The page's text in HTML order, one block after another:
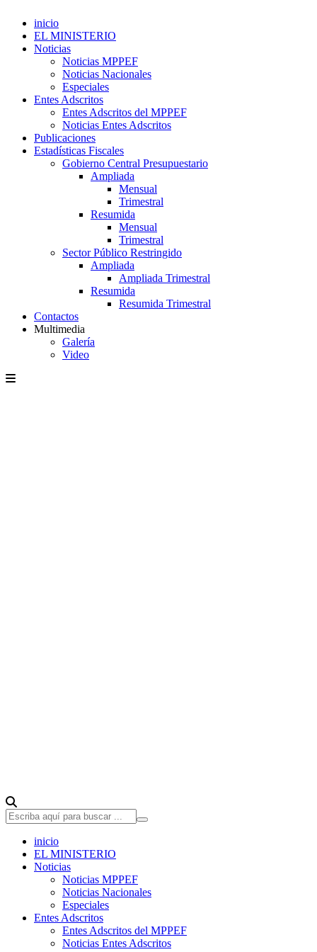
inicio
EL MINISTERIO
Noticias
Noticias MPPEF
Noticias Nacionales
Especiales
Entes Adscritos
Entes Adscritos del MPPEF
Noticias Entes Adscritos
Publicaciones
Estadísticas Fiscales
Gobierno Central Presupuestario
Ampliada
Mensual
Trimestral
Resumida
Mensual
Trimestral
Sector Público Restringido
Ampliada
Ampliada Trimestral
Resumida
Resumida Trimestral
Contactos
Multimedia
Galería
Video
inicio
EL MINISTERIO
Noticias
Noticias MPPEF
Noticias Nacionales
Especiales
Entes Adscritos
Entes Adscritos del MPPEF
Noticias Entes Adscritos